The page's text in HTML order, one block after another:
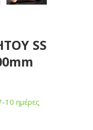
SS
10 ημέρες